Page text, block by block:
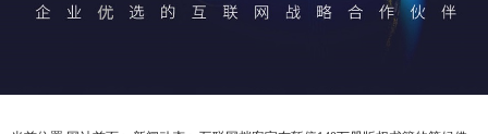
关于我们